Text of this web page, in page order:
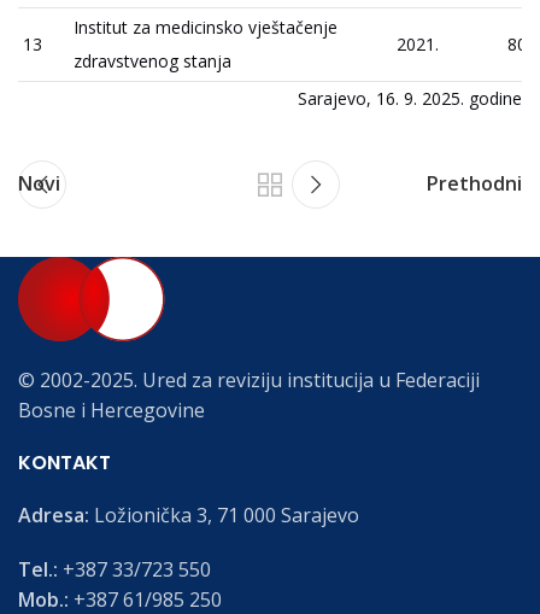
13
Institut za medicinsko vještačenje
zdravstvenog stanja
2021. 80%
Sarajevo, 16. 9. 2025. godine
Novi Prethodni
© 2002-2025. Ured za reviziju institucija u Federaciji
Bosne i Hercegovine
KONTAKT
Adresa: Ložionička 3, 71 000 Sarajevo
Tel.: +387 33/723 550
Mob.: +387 61/985 250